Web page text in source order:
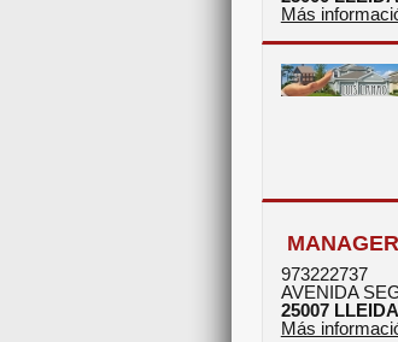
Más
973222737
AVENIDA
25007 LLEIDA
Más